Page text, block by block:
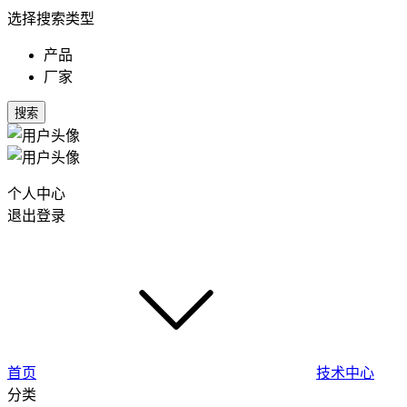
选择搜索类型
产品
厂家
搜索
个人中心
退出登录
首页
技术中心
分类